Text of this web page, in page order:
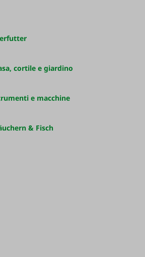
cortile e giardino
e macchine
& Fisch